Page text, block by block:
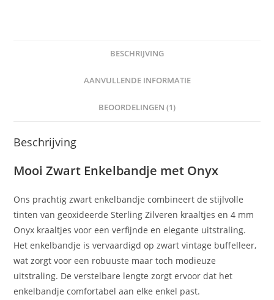
BESCHRIJVING
AANVULLENDE INFORMATIE
BEOORDELINGEN (1)
Beschrijving
Mooi Zwart Enkelbandje met Onyx
Ons prachtig zwart enkelbandje combineert de stijlvolle
tinten van geoxideerde Sterling Zilveren kraaltjes en 4 mm
Onyx kraaltjes voor een verfijnde en elegante uitstraling.
Het enkelbandje is vervaardigd op zwart vintage buffelleer,
wat zorgt voor een robuuste maar toch modieuze
uitstraling. De verstelbare lengte zorgt ervoor dat het
enkelbandje comfortabel aan elke enkel past.